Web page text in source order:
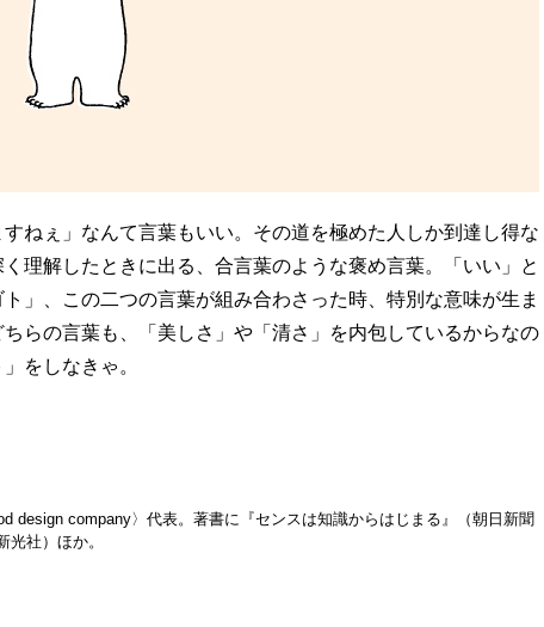
ねぇ」なんて言葉もいい。その道を極めた人しか到達し得な
理解したときに出る、合言葉のような褒め言葉。「いい」と
」、この二つの言葉が組み合わさった時、特別な意味が生ま
らの言葉も、「美しさ」や「清さ」を内包しているからなの
をしなきゃ。
design company〉代表。著書に『センスは知識からはじまる』（朝日新聞
社）ほか。